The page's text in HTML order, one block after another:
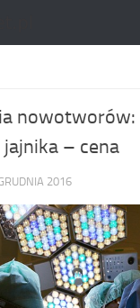
nowotworów:
– cena
2016